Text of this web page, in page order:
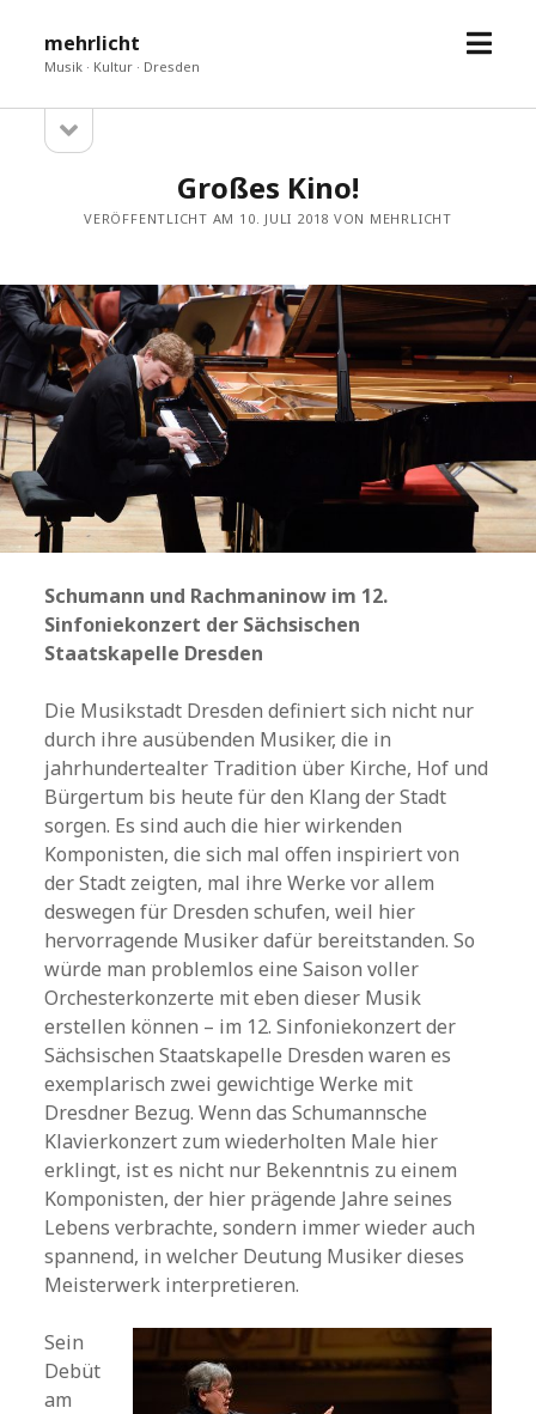
mehrlicht
Musik · Kultur · Dresden
Menü
Sidebar
öffnen
Großes Kino!
VERÖFFENTLICHT AM 10. JULI 2018 VON MEHRLICHT
Schumann und Rachmaninow im 12.
Sinfoniekonzert der Sächsischen
Staatskapelle Dresden
Die Musikstadt Dresden definiert sich nicht nur
durch ihre ausübenden Musiker, die in
jahrhundertealter Tradition über Kirche, Hof und
Bürgertum bis heute für den Klang der Stadt
sorgen. Es sind auch die hier wirkenden
Komponisten, die sich mal offen inspiriert von
der Stadt zeigten, mal ihre Werke vor allem
deswegen für Dresden schufen, weil hier
hervorragende Musiker dafür bereitstanden. So
würde man problemlos eine Saison voller
Orchesterkonzerte mit eben dieser Musik
erstellen können – im 12. Sinfoniekonzert der
Sächsischen Staatskapelle Dresden waren es
exemplarisch zwei gewichtige Werke mit
Dresdner Bezug. Wenn das Schumannsche
Klavierkonzert zum wiederholten Male hier
erklingt, ist es nicht nur Bekenntnis zu einem
Komponisten, der hier prägende Jahre seines
Lebens verbrachte, sondern immer wieder auch
spannend, in welcher Deutung Musiker dieses
Meisterwerk interpretieren.
Sein
Debüt
am